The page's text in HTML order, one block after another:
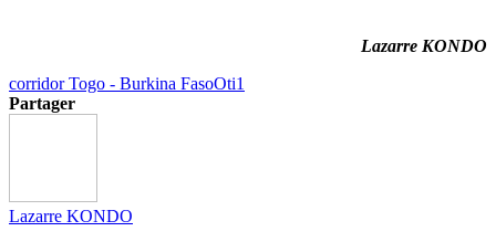
Lazarre KONDO
corridor Togo - Burkina FasoOti1
Partager
Lazarre KONDO